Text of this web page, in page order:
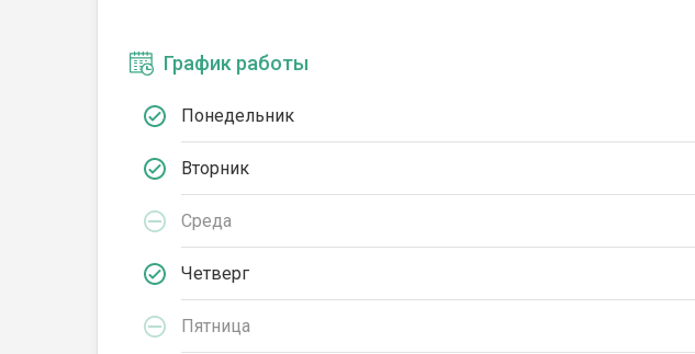
График работы
Понедельник
Вторник
Среда
Четверг
Пятница